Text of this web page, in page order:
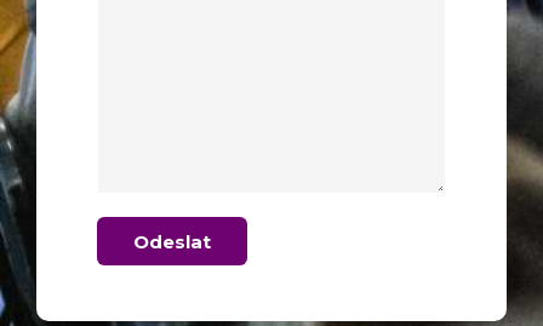
Odeslat